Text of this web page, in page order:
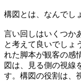
構図とは、なんでし
言い回しはいくつか
と考えて良いでしょ
れた脚本が観客の感
図は、見る側の視線
す。構図の役割は、